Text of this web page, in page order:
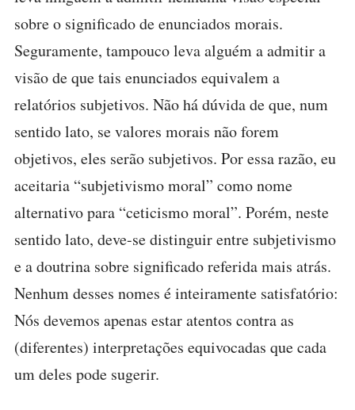
sobre o significado de enunciados morais.
Seguramente, tampouco leva alguém a admitir a
visão de que tais enunciados equivalem a
relatórios subjetivos. Não há dúvida de que, num
sentido lato, se valores morais não forem
objetivos, eles serão subjetivos. Por essa razão, eu
aceitaria “subjetivismo moral” como nome
alternativo para “ceticismo moral”. Porém, neste
sentido lato, deve-se distinguir entre subjetivismo
e a doutrina sobre significado referida mais atrás.
Nenhum desses nomes é inteiramente satisfatório:
Nós devemos apenas estar atentos contra as
(diferentes) interpretações equivocadas que cada
um deles pode sugerir.